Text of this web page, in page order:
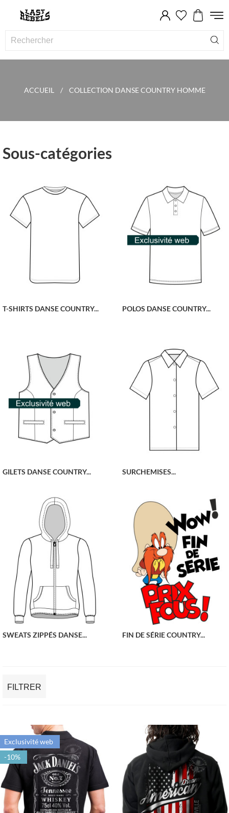
ACCUEIL COLLECTION DANSE COUNTRY HOMME
Sous-catégories
T-SHIRTS DANSE COUNTRY... POLOS DANSE COUNTRY...
GILETS DANSE COUNTRY... SURCHEMISES...
SWEATS ZIPPÉS DANSE... FIN DE SÉRIE COUNTRY...
FILTRER
Exclusivité web
-10%